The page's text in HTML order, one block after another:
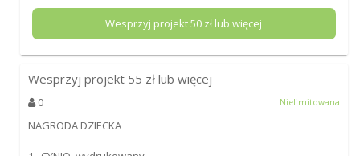
Wesprzyj projekt50 zł lub więcej
Wesprzyj projekt 55 zł lub więcej
0 Nielimitowana
NAGRODA DZIECKA